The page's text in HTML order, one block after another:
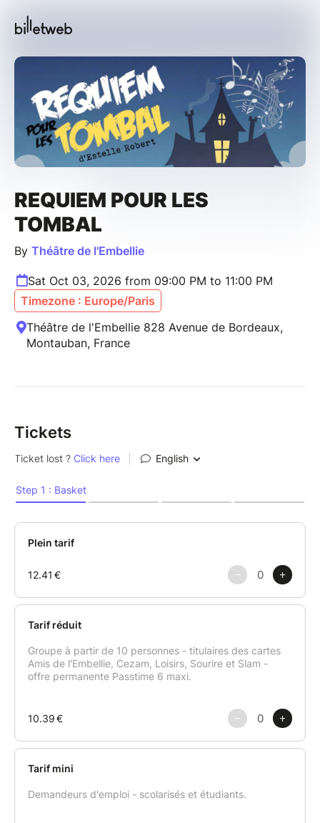
REQUIEM POUR LES
TOMBAL
By Théâtre de l'Embellie
Sat Oct 03, 2026 from 09:00 PM to 11:00 PM
Timezone : Europe/Paris
Théâtre de l'Embellie 828 Avenue de Bordeaux,
Montauban, France
Tickets